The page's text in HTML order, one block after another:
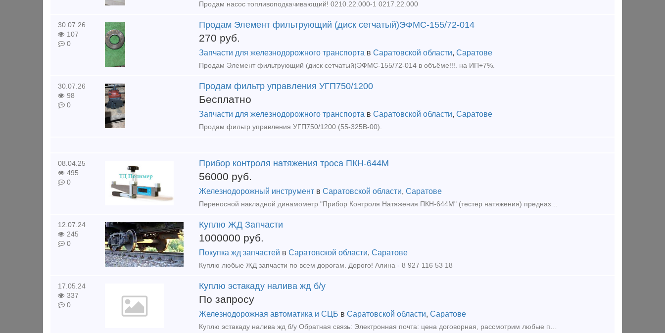
Продам насос топливоподкачивающий! 0210.22.000-1 0217.22.000
30.07.26
107
0
Продам Элемент фильтрующий (диск сетчатый)ЭФМС-155/72-014
270 руб.
Запчасти для железнодорожного транспорта в Саратовской области, Саратове
Продам Элемент фильтрующий (диск сетчатый)ЭФМС-155/72-014 в объёме!!!. на ИП+7%.
30.07.26
98
0
Продам фильтр управления УГП750/1200
Бесплатно
Запчасти для железнодорожного транспорта в Саратовской области, Саратове
Продам фильтр управления УГП750/1200 (55-325В-00).
08.04.25
495
0
Прибор контроля натяжения троса ПКН-644М
56000 руб.
Железнодорожный инструмент в Саратовской области, Саратове
Переносной накладной динамометр "Прибор Контроля Натяжения ПКН-644М" (тестер натяжения) предназначен для оперативного контроля путем измерения и индикации в цифровой форме величины усилия натяжения тр
12.07.24
245
0
Куплю ЖД Запчасти
1000000 руб.
Покупка жд запчастей в Саратовской области, Саратове
Куплю любые ЖД запчасти по всем дорогам. Дорого! Алина - 8 927 116 53 18
17.05.24
337
0
Куплю эстакаду налива жд б/у
По запросу
Железнодорожная автоматика и СЦБ в Саратовской области, Саратове
Куплю эстакаду налива жд б/у Обратная связь: Электронная почта: цена договорная, рассмотрим любые предложения. Тип предложения: требуется продукция